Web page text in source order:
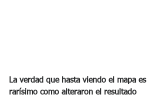
La verdad que hasta viendo el mapa es
rarísimo como alteraron el resultado